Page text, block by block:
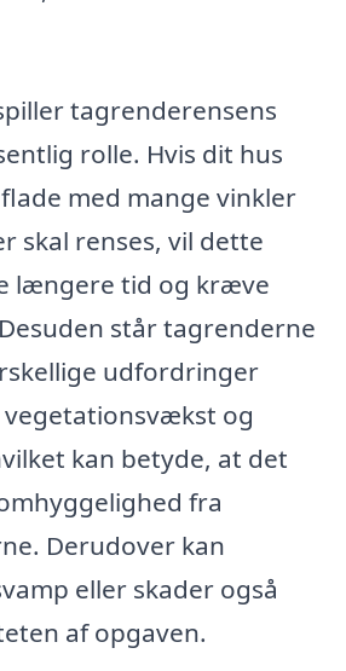
tagrenderensens
rolle. Hvis dit hus
med mange vinkler
skal renses, vil dette
længere tid og kræve
står tagrenderne
udfordringer
vegetationsvækst og
kan betyde, at det
fra
Derudover kan
eller skader også
af opgaven.